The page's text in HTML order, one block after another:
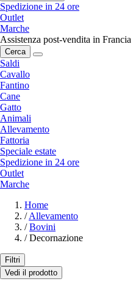
Spedizione in 24 ore
Outlet
Marche
Assistenza post-vendita in Francia
Cerca
Saldi
Cavallo
Fantino
Cane
Gatto
Animali
Allevamento
Fattoria
Speciale estate
Spedizione in 24 ore
Outlet
Marche
Home
/ Allevamento
/ Bovini
/ Decornazione
Filtri
Vedi il prodotto